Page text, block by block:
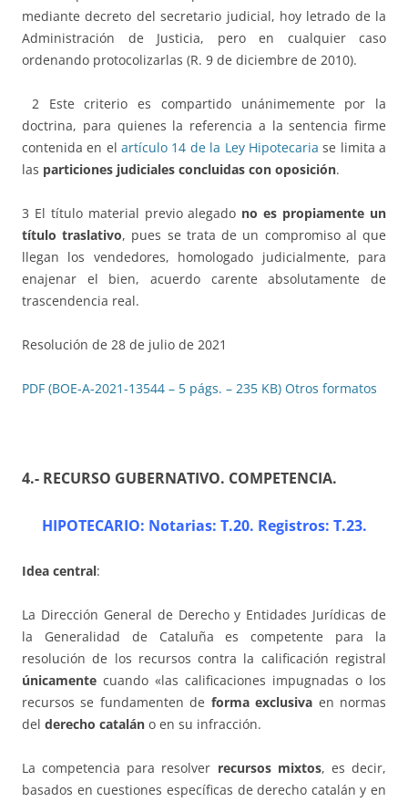
mediante decreto del secretario judicial, hoy letrado de la
Administración de Justicia, pero en cualquier caso
ordenando protocolizarlas (R. 9 de diciembre de 2010).
2 Este criterio es compartido unánimemente por la
doctrina, para quienes la referencia a la sentencia firme
contenida en elartículo 14 de la Ley Hipotecaria se limita a
las particiones judiciales concluidas con oposición.
3 El título material previo alegado no es propiamente un
título traslativo, pues se trata de un compromiso al que
llegan los vendedores, homologado judicialmente, para
enajenar el bien, acuerdo carente absolutamente de
trascendencia real.
Resolución de 28 de julio de 2021
PDF (BOE-A-2021-13544 – 5 págs. – 235 KB) Otros formatos
4.- RECURSO GUBERNATIVO. COMPETENCIA.
HIPOTECARIO: Notarias: T.20. Registros: T.23.
Idea central:
La Dirección General de Derecho y Entidades Jurídicas de
la Generalidad de Cataluña es competente para la
resolución de los recursos contra la calificación registral
únicamente cuando «las calificaciones impugnadas o los
recursos se fundamenten de forma exclusiva en normas
del derecho catalán o en su infracción.
La competencia para resolver recursos mixtos, es decir,
basados en cuestiones específicas de derecho catalán y en